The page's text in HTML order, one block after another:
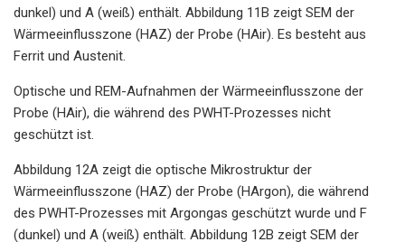
dunkel) und A (weiß) enthält. Abbildung 11B zeigt SEM der
Wärmeeinflusszone (HAZ) der Probe (HAir). Es besteht aus
Ferrit und Austenit.
Optische und REM-Aufnahmen der Wärmeeinflusszone der
Probe (HAir), die während des PWHT-Prozesses nicht
geschützt ist.
Abbildung 12A zeigt die optische Mikrostruktur der
Wärmeeinflusszone (HAZ) der Probe (HArgon), die während
des PWHT-Prozesses mit Argongas geschützt wurde und F
(dunkel) und A (weiß) enthält. Abbildung 12B zeigt SEM der